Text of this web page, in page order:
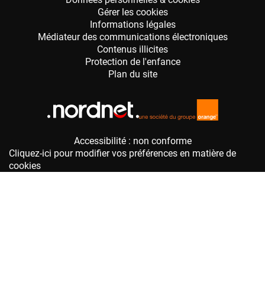
Accessibilité : non conforme
Cliquez-ici pour modifier vos préférences en matière de
cookies